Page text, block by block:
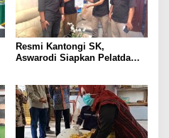
Resmi Kantongi SK,
Aswarodi Siapkan Pelatda